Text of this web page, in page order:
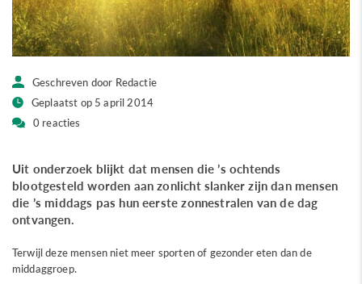
Geschreven door Redactie
Geplaatst op 5 april 2014
0 reacties
Uit onderzoek blijkt dat mensen die ’s ochtends
blootgesteld worden aan zonlicht slanker zijn dan mensen
die ’s middags pas hun eerste zonnestralen van de dag
ontvangen.
Terwijl deze mensen niet meer sporten of gezonder eten dan de
middaggroep.